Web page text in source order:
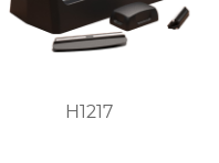
H1217